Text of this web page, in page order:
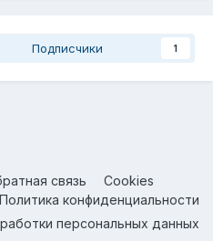
Подписчики 1
связь
Cookies
Политика конфиденциальности
персональных данных